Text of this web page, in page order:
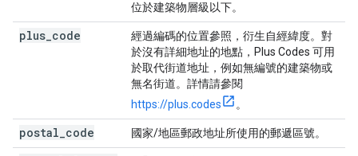
位於建築物層級以下。
plus code
經過編碼的位置參照，衍生自經緯度。對
於沒有詳細地址的地點，Plus Codes 可用
於取代街道地址，例如無編號的建築物或
無名街道。詳情請參閱
https://plus.codes
。
postal code 國家/地區郵政地址所使用的郵遞區號。